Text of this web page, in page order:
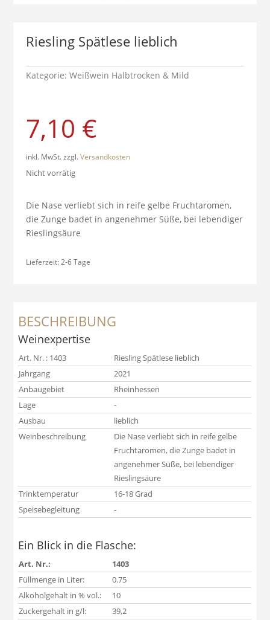
Riesling Spätlese lieblich
Kategorie: Weißwein Halbtrocken & Mild
7,10 €
inkl. MwSt. zzgl.Versandkosten
Nicht vorrätig
Die Nase verliebt sich in reife gelbe Fruchtaromen,
die Zunge badet in angenehmer Süße, bei lebendiger
Rieslingsäure
Lieferzeit:2-6 Tage
BESCHREIBUNG
Weinexpertise
Art. Nr. : 1403
Riesling Spätlese lieblich
Jahrgang
2021
Anbaugebiet
Rheinhessen
Lage
-
Ausbau
lieblich
Weinbeschreibung
Die Nase verliebt sich in reife gelbe
Fruchtaromen, die Zunge badet in
angenehmer Süße, bei lebendiger
Rieslingsäure
Trinktemperatur
16-18 Grad
Speisebegleitung
-
Ein Blick in die Flasche:
Art. Nr.:
1403
Füllmenge in Liter:
0.75
Alkoholgehalt in % vol.:
10
Zuckergehalt in g/l:
39,2